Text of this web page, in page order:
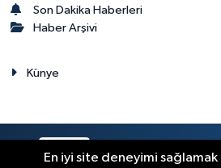
Son Dakika Haberleri
Haber Arşivi
Künye
En iyi site deneyimi